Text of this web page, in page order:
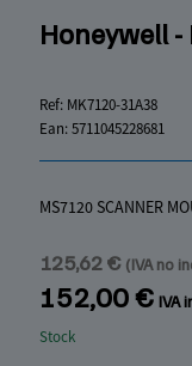
Honeywell
Ref: MK7120-31A38
Ean:5711045228681
MS7120 SCANNER
125,62 € (IVA no
152,00 € IVA
Stock